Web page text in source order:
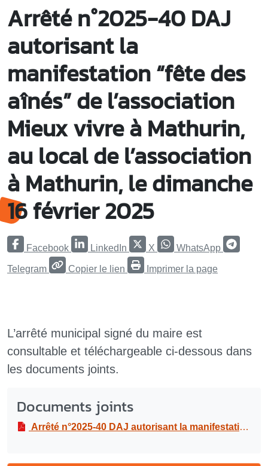
Arrêté n°2025-40 DAJ
autorisant la
manifestation “fête des
aînés” de l’association
Mieux vivre à Mathurin,
au local de l’association
à Mathurin, le dimanche
16 février 2025
Facebook LinkedIn X WhatsApp
Telegram Copier le lien Imprimer la page
L’arrêté municipal signé du maire est
consultable et téléchargeable ci-dessous dans
les documents joints.
Documents joints
Arrêté n°2025-40 DAJ autorisant la manifestation “fête des aînés” de l’association Mieux vivre à Mathurin, au local de l’association à Mathurin, le dimanche 16 février 2025